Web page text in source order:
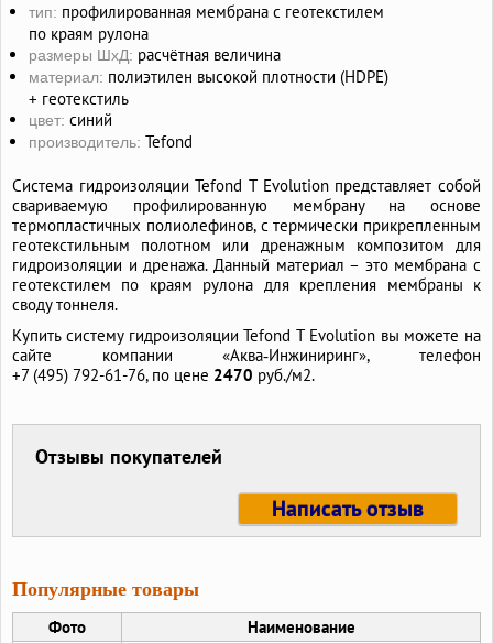
тип: профилированная мембрана с геотекстилем
по краям рулона
размеры ШхД: расчётная величина
материал: полиэтилен высокой плотности (HDPE)
+ геотекстиль
цвет: синий
производитель: Tefond
Система гидроизоляции Tefond T Evolution представляет собой
свариваемую профилированную мембрану на основе
термопластичных полиолефинов, с термически прикрепленным
геотекстильным полотном или дренажным композитом для
гидроизоляции и дренажа. Данный материал – это мембрана с
геотекстилем по краям рулона для крепления мембраны к
своду тоннеля.
Купить систему гидроизоляции Tefond T Evolution вы можете на
сайте компании «Аква‑Инжиниринг», телефон
+7 (495) 792-61-76,по цене 2470 руб./м2.
Отзывы покупателей
Написать отзыв
Популярные товары
Фото Наименование